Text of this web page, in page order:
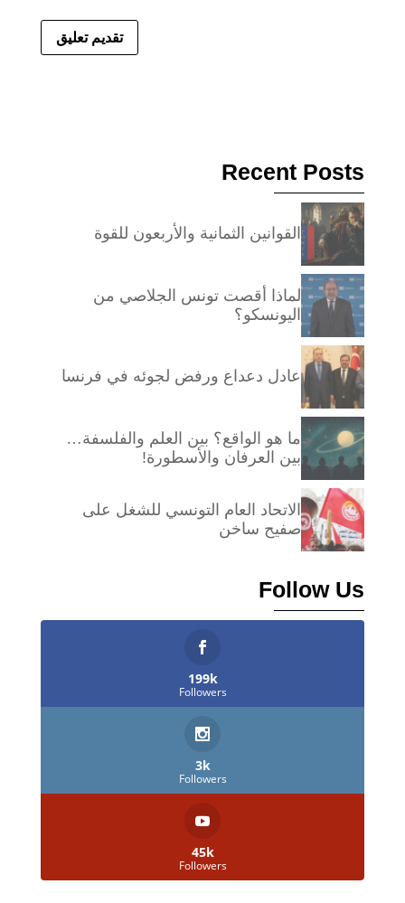
Recent Posts
القوانين الثمانية والأربعون للقوة
لماذا أقصت تونس الجلاصي من
اليونسكو؟
عادل دعداع ورفض لجوئه في فرنسا
ما هو الواقع؟ بين العلم والفلسفة…
بين العرفان والأسطورة!
الاتحاد العام التونسي للشغل على
صفيح ساخن
Follow Us
199k
Followers
3k
Followers
45k
Followers